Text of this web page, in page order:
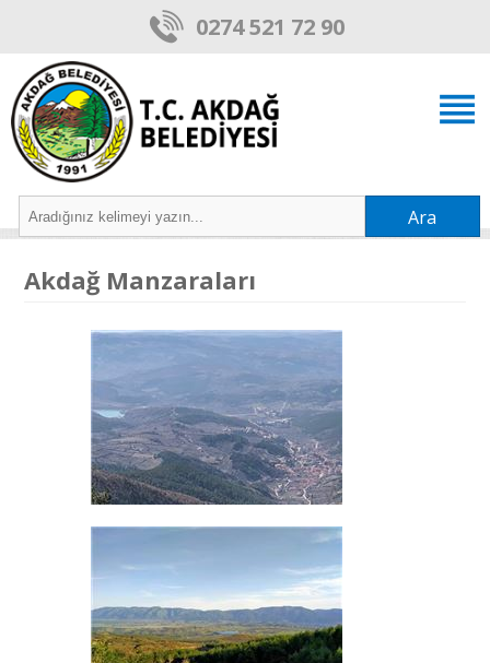
0274 521 72 90
Ara
Akdağ Manzaraları